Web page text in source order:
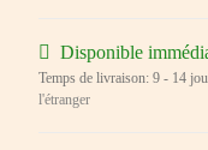
Disponible
Temps de livraison: 9 - 14
l'étranger